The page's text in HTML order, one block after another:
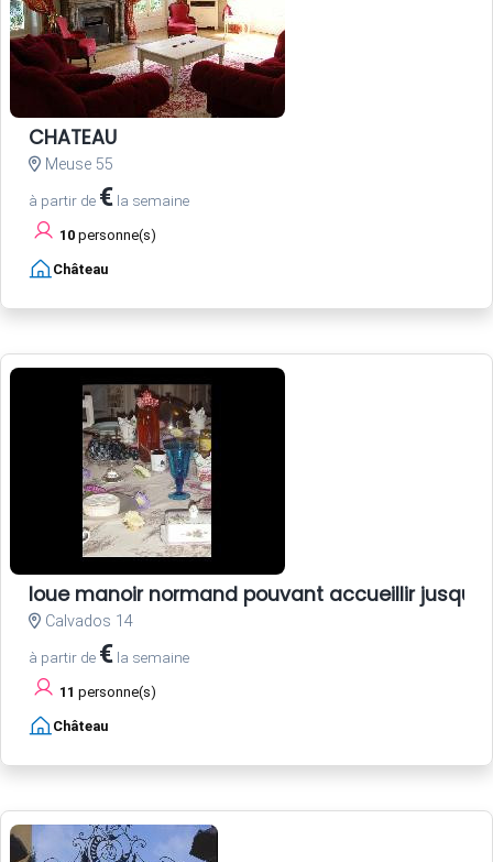
CHATEAU
Meuse 55
à partir de € la semaine
10 personne(s)
Château
loue manoir normand pouvant accueillir
Calvados 14
à partir de € la semaine
11 personne(s)
Château